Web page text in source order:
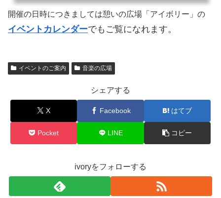
開催の日時につきましては憩いの広場「アイボリー」の
イベントカレンダーでもご覧になれます。
イベントのご案内 音楽の広場
シェアする
X Facebook はてブ
Pocket LINE コピー
ivoryをフォローする